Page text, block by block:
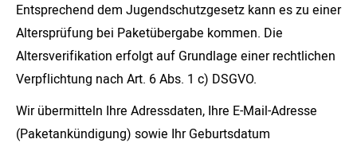
Entsprechend dem Jugendschutzgesetz kann es zu einer
Altersprüfung bei Paketübergabe kommen. Die
Altersverifikation erfolgt auf Grundlage einer rechtlichen
Verpflichtung nach Art. 6 Abs. 1 c) DSGVO.
Wir übermitteln Ihre Adressdaten, Ihre E-Mail-Adresse
(Paketankündigung) sowie Ihr Geburtsdatum